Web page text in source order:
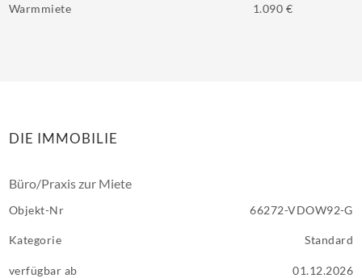
Warmmiete 1.090 €
DIE IMMOBILIE
Büro/Praxis zur Miete
Objekt-Nr 66272-VDOW92-G
Kategorie Standard
verfügbar ab 01.12.2026